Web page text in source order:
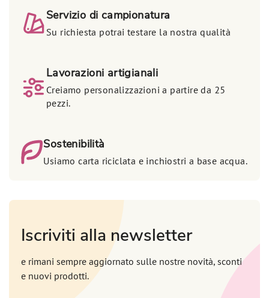
Servizio di campionatura
Su richiesta potrai testare la nostra qualità
Lavorazioni artigianali
Creiamo personalizzazioni a partire da 25
pezzi.
Sostenibilità
Usiamo carta riciclata e inchiostri a base acqua.
Iscriviti alla newsletter
e rimani sempre aggiornato sulle nostre novità, sconti
e nuovi prodotti.